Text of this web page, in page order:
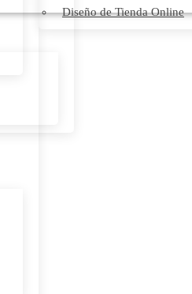
Diseño de Tienda Online